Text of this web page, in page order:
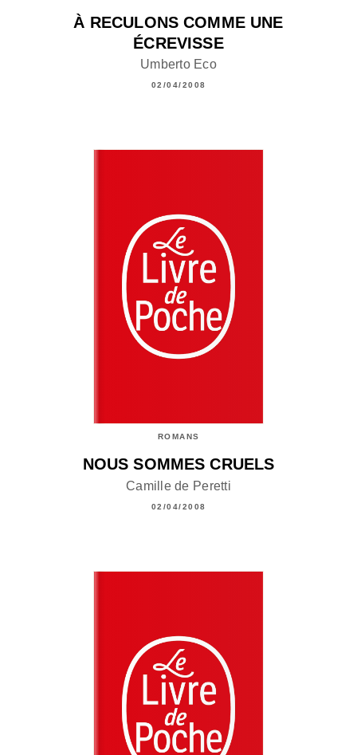
À RECULONS COMME UNE
ÉCREVISSE
Umberto Eco
02/04/2008
ROMANS
NOUS SOMMES CRUELS
Camille de Peretti
02/04/2008